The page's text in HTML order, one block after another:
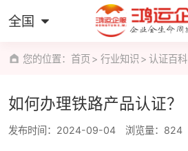
全国
您的位置：首页 行业知识 认证百科
如何办理铁路产品认证？
发布时间：2024-09-04 浏览量：824